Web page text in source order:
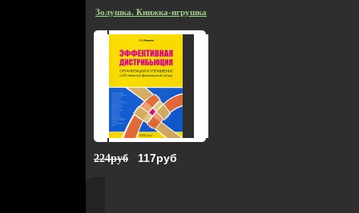
Золушка. Книжка-игрушка
224руб 117руб